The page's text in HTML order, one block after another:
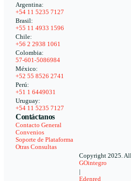
Argentina:
+54 11 5235 7127
Brasil:
+55 11 4933 1596
Chile:
+56 2 2938 1061
Colombia:
57-601-5086984
México:
+52 55 8526 2741
Perú:
+51 1 6449031
Uruguay:
+54 11 5235 7127
Contáctanos
Contacto General
Convenios
Soporte de Plataforma
Otras Consultas
Copyright 2025.
GOintegro
Edenred